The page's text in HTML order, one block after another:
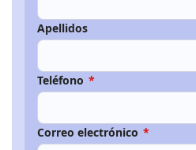
Apellidos
Teléfono *
Correo electrónico *